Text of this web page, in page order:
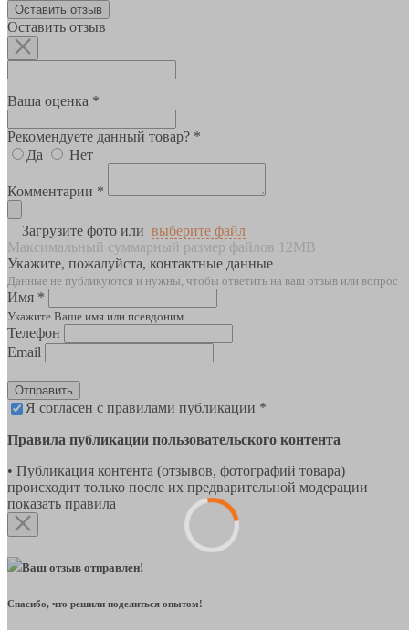
Оставить отзыв
Оставить отзыв
Ваша оценка *
Рекомендуете данный товар? *
Да
Нет
Комментарии *
Загрузите фото или выберите файл
Максимальный суммарный размер файлов 12MB
Укажите, пожалуйста, контактные данные
Данные не публикуются и нужны, чтобы ответить на ваш отзыв или вопрос
Имя *
Укажите Ваше имя или псевдоним
Телефон
Email
Отправить
Я согласен с правилами публикации *
Правила публикации пользовательского контента
• Публикация контента (отзывов, фотографий товара)
происходит только после их предварительной модерации
показать правила
Ваш отзыв отправлен!
Спасибо, что решили поделиться опытом!